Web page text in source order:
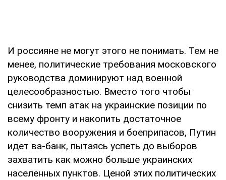
И россияне не могут этого не понимать. Тем не
менее, политические требования московского
руководства доминируют над военной
целесообразностью. Вместо того чтобы
снизить темп атак на украинские позиции по
всему фронту и накопить достаточное
количество вооружения и боеприпасов, Путин
идет ва-банк, пытаясь успеть до выборов
захватить как можно больше украинских
населенных пунктов. Ценой этих политических